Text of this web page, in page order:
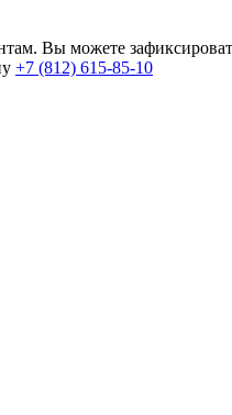
Вы можете
+7 (812) 615-85-10